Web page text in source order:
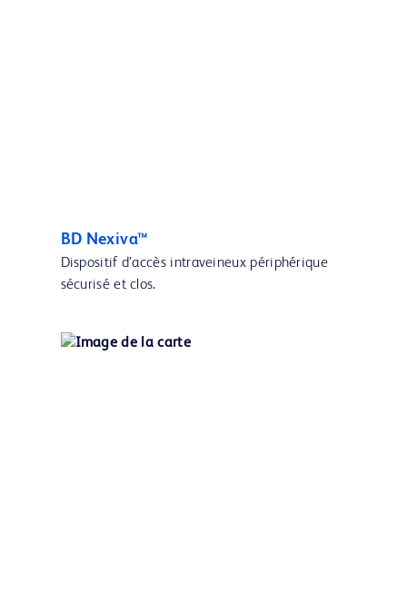
BD Nexiva™
Dispositif d’accès intraveineux périphérique
sécurisé et clos.